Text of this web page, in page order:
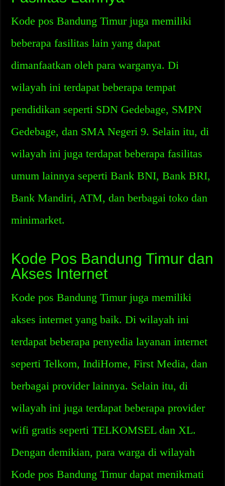
Kode pos Bandung Timur juga memiliki
beberapa fasilitas lain yang dapat
dimanfaatkan oleh para warganya. Di
wilayah ini terdapat beberapa tempat
pendidikan seperti SDN Gedebage, SMPN
Gedebage, dan SMA Negeri 9. Selain itu, di
wilayah ini juga terdapat beberapa fasilitas
umum lainnya seperti Bank BNI, Bank BRI,
Bank Mandiri, ATM, dan berbagai toko dan
minimarket.
Kode Pos Bandung Timur dan
Akses Internet
Kode pos Bandung Timur juga memiliki
akses internet yang baik. Di wilayah ini
terdapat beberapa penyedia layanan internet
seperti Telkom, IndiHome, First Media, dan
berbagai provider lainnya. Selain itu, di
wilayah ini juga terdapat beberapa provider
wifi gratis seperti TELKOMSEL dan XL.
Dengan demikian, para warga di wilayah
Kode pos Bandung Timur dapat menikmati